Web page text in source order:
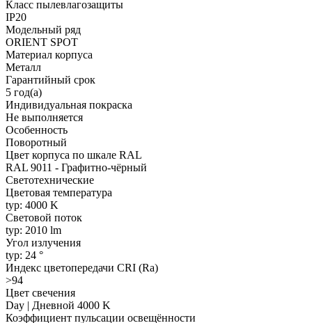
Класс пылевлагозащиты
IP20
Модельный ряд
ORIENT SPOT
Материал корпуса
Металл
Гарантийный срок
5 год(а)
Индивидуальная покраска
Не выполняется
Особенность
Поворотный
Цвет корпуса по шкале RAL
RAL 9011 - Графитно-чёрный
Светотехнические
Цветовая температура
typ: 4000 K
Световой поток
typ: 2010 lm
Угол излучения
typ: 24 °
Индекс цветопередачи CRI (Ra)
>94
Цвет свечения
Day | Дневной 4000 K
Коэффициент пульсации освещённости